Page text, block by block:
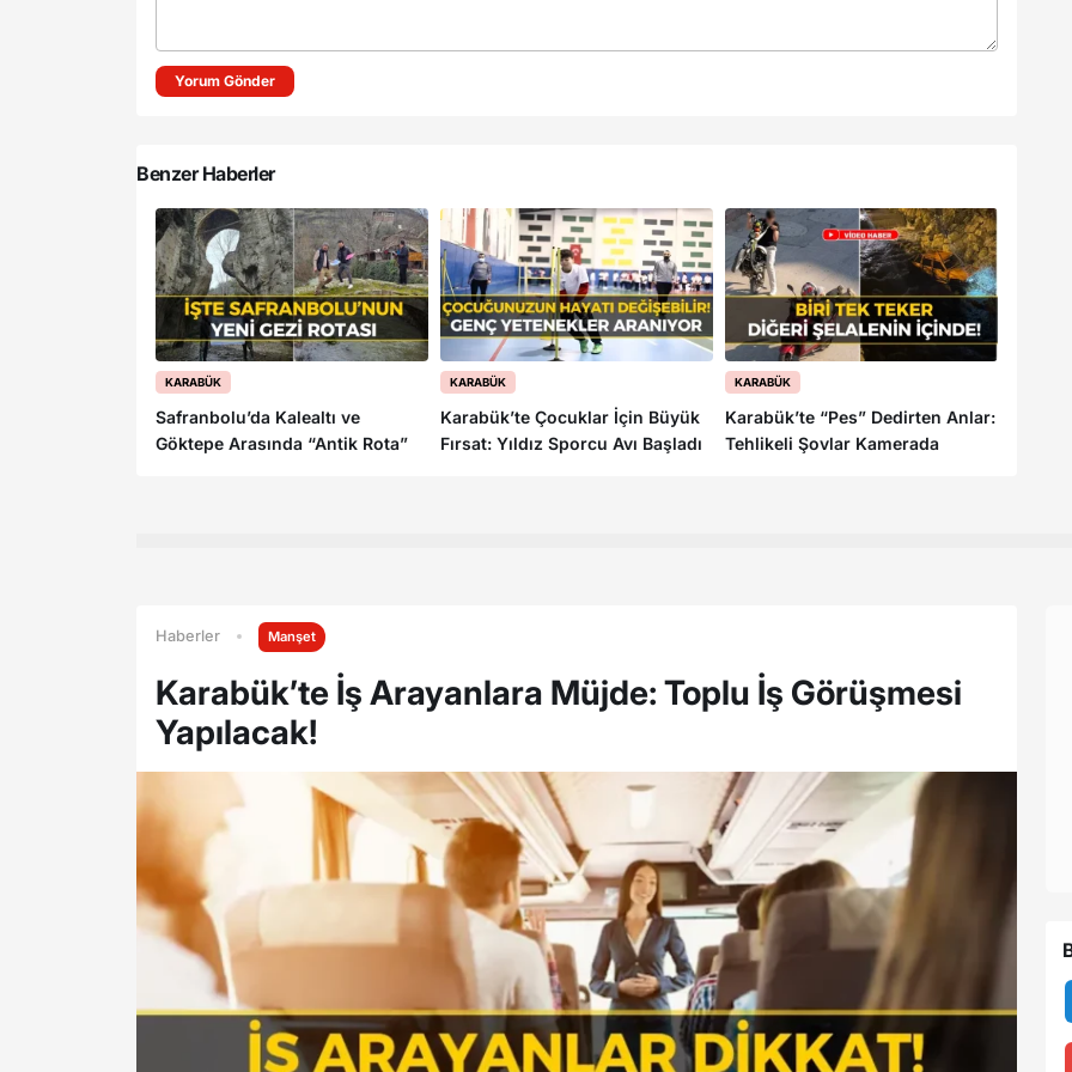
Yorum Gönder
Benzer Haberler
KARABÜK
Safranbolu’da Kalealtı ve
Göktepe Arasında “Antik Rota”
KARABÜK
Karabük’te Çocuklar İçin Büyük
Fırsat: Yıldız Sporcu Avı Başladı
KARABÜK
Karabük’te “Pes” Dedirten Anlar:
Tehlikeli Şovlar Kamerada
Haberler Manşet
Karabük’te İş Arayanlara Müjde: Toplu İş Görüşmesi
Yapılacak!